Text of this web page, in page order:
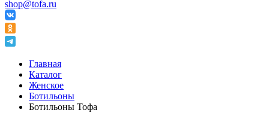
shop@tofa.ru
Главная
Каталог
Женское
Ботильоны
Ботильоны Тофа